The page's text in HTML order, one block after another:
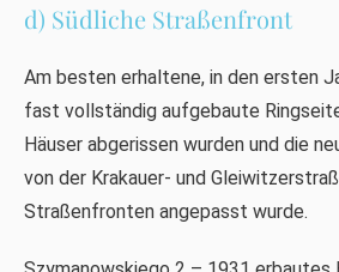
d) Südliche Straßenfront
Am besten erhaltene, in den ersten
fast vollständig aufgebaute
Häuser abgerissen wurden und die
von der Krakauer- und
Straßenfronten angepasst wurde.